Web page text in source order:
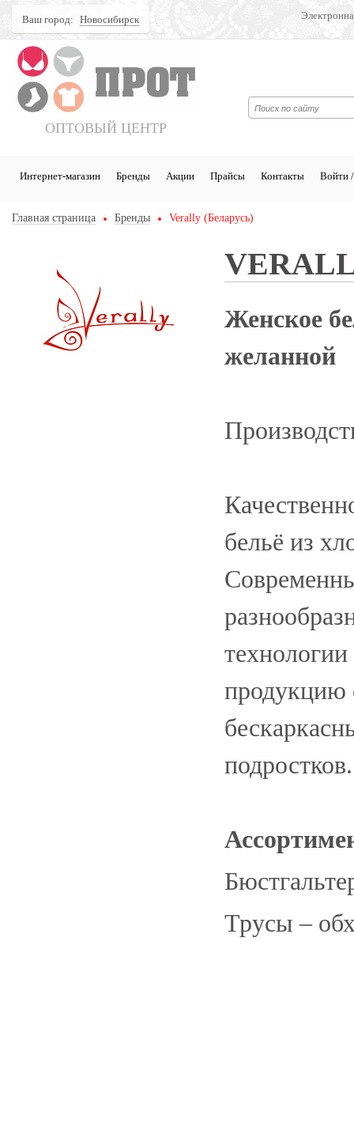
Ваш город: Новосибирск
ОПТОВЫЙ ЦЕНТР
Интернет-магазин Бренды Акции Прайсы Контакты Войти /
Главная страница Бренды Verally (Беларусь)
Женское
желанной
бельё из
продукцию
подростков.
Трусы –